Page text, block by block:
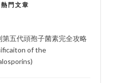
熱門文章
第五代頭孢子菌素完全攻略
of the